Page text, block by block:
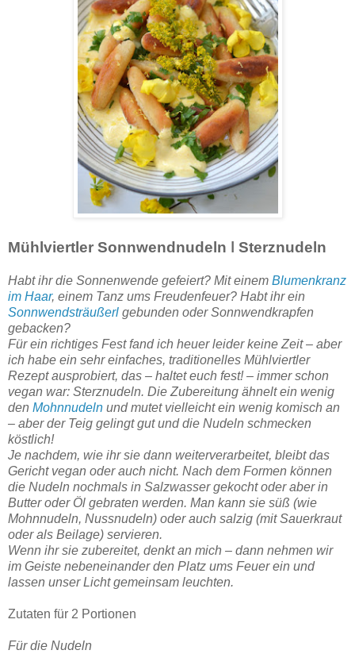
Mühlviertler Sonnwendnudeln ǀ Sterznudeln
Habt ihr die Sonnenwende gefeiert? Mit einem Blumenkranz
im Haar, einem Tanz ums Freudenfeuer? Habt ihr ein
Sonnwendsträußerl gebunden oder Sonnwendkrapfen
gebacken?
Für ein richtiges Fest fand ich heuer leider keine Zeit – aber
ich habe ein sehr einfaches, traditionelles Mühlviertler
Rezept ausprobiert, das – haltet euch fest! – immer schon
vegan war: Sterznudeln. Die Zubereitung ähnelt ein wenig
den Mohnnudeln und mutet vielleicht ein wenig komisch an
– aber der Teig gelingt gut und die Nudeln schmecken
köstlich!
Je nachdem, wie ihr sie dann weiterverarbeitet, bleibt das
Gericht vegan oder auch nicht. Nach dem Formen können
die Nudeln nochmals in Salzwasser gekocht oder aber in
Butter oder Öl gebraten werden. Man kann sie süß (wie
Mohnnudeln, Nussnudeln) oder auch salzig (mit Sauerkraut
oder als Beilage) servieren.
Wenn ihr sie zubereitet, denkt an mich – dann nehmen wir
im Geiste nebeneinander den Platz ums Feuer ein und
lassen unser Licht gemeinsam leuchten.
Zutaten für 2 Portionen
Für die Nudeln